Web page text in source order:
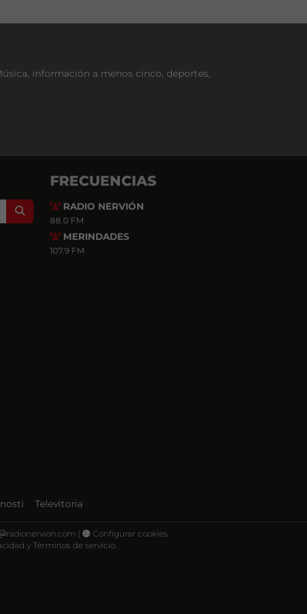
información a menos cinco, deportes,
Search
FRECUENCIAS
RADIO NERVIÓN
88.0 FM
MERINDADES
107.9 FM
Televitoria
radionervion.com |
Configurar cookies
y Términos de servicio.